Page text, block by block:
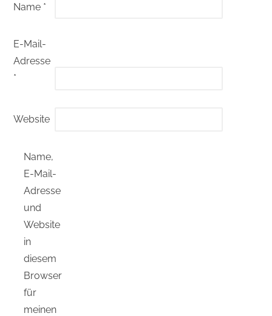
Name *
E-Mail-
Adresse
*
Website
Name,
E-Mail-
Adresse
und
Website
in
diesem
Browser
für
meinen